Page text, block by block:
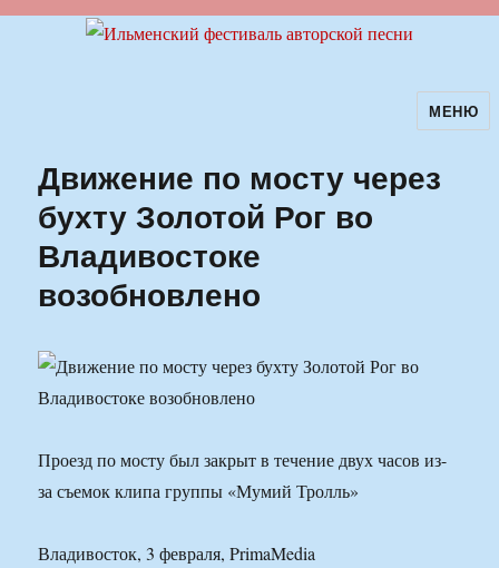
Ильменский фестиваль авторскойМЕНЮ
Движение по мосту через
бухту Золотой Рог во
Владивостоке
возобновлено
Проезд по мосту был закрыт в течение двух часов из-
за съемок клипа группы «Мумий Тролль»
Владивосток, 3 февраля, PrimaMedia